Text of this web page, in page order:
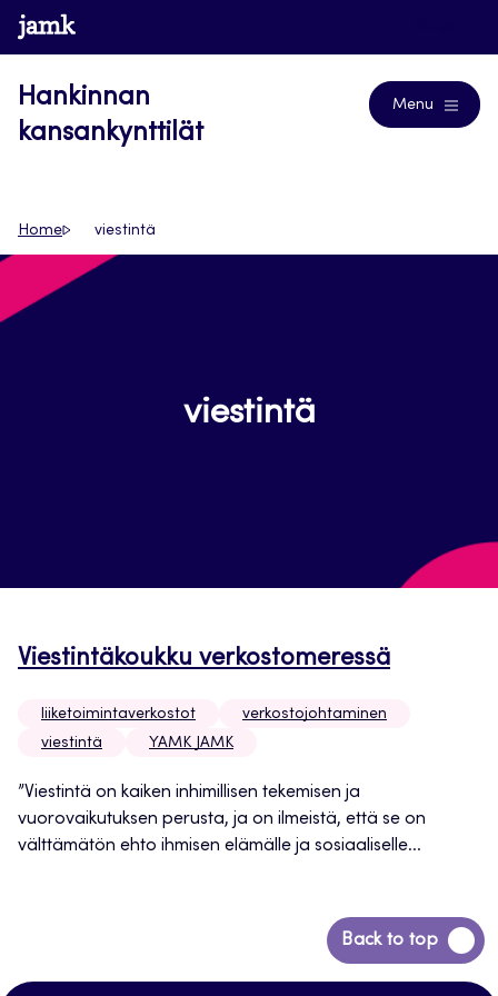
Siirry
suoraan
www.jamk.fi
Hankinnan
kansankynttilät
Menu
Home viestintä
viestintä
Viestintäkoukku verkostomeressä
liiketoimintaverkostot
verkostojohtaminen
viestintä
YAMK JAMK
”Viestintä on kaiken inhimillisen tekemisen ja
vuorovaikutuksen perusta, ja on ilmeistä, että se on
välttämätön ehto ihmisen elämälle ja sosiaaliselle...
Back to top
Siirry
takaisin